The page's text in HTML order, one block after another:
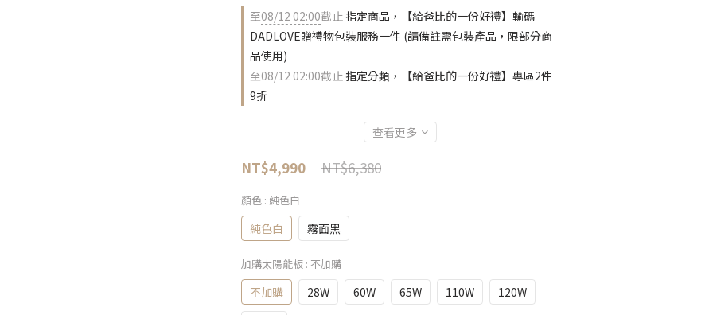
至08/12 02:00截止 指定商品，【給爸比的一份好禮】輸碼
DADLOVE贈禮物包裝服務一件 (請備註需包裝產品，限部分商
品使用)
至08/12 02:00截止 指定分類，【給爸比的一份好禮】專區2件
9折
查看更多
NT$6,380
NT$4,990
顏色 : 純色白
純色白 霧面黑
加購太陽能板 : 不加購
不加購 28W 60W 65W 110W
120W